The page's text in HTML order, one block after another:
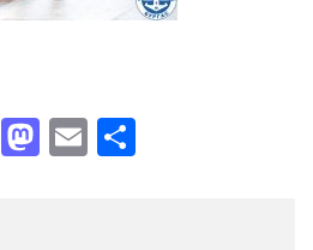
Facebook
Mastodon
Email